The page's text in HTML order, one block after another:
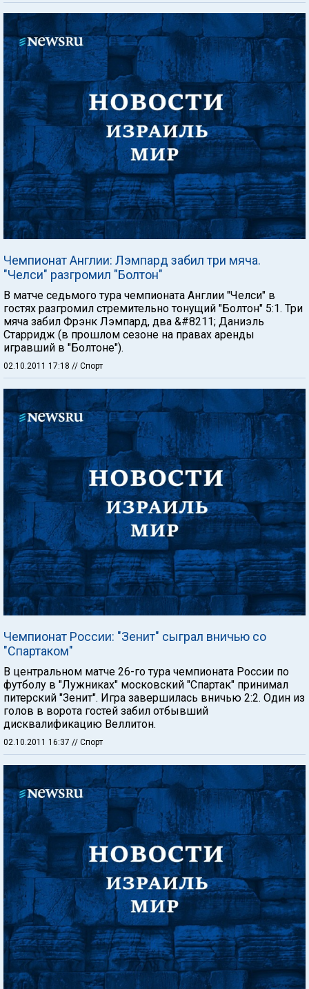
Чемпионат Англии: Лэмпард забил три мяча.
"Челси" разгромил "Болтон"
В матче седьмого тура чемпионата Англии "Челси" в
гостях разгромил стремительно тонущий "Болтон" 5:1. Три
мяча забил Фрэнк Лэмпард, два &#8211; Даниэль
Старридж (в прошлом сезоне на правах аренды
игравший в "Болтоне").
02.10.2011 17:18 // Спорт
Чемпионат России: "Зенит" сыграл вничью со
"Спартаком"
В центральном матче 26-го тура чемпионата России по
футболу в "Лужниках" московский "Спартак" принимал
питерский "Зенит". Игра завершилась вничью 2:2. Один из
голов в ворота гостей забил отбывший
дисквалификацию Веллитон.
02.10.2011 16:37 // Спорт